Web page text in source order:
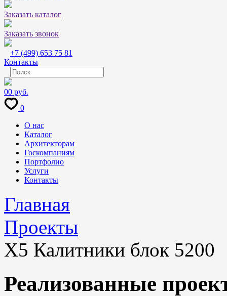
Заказать каталог
Заказать звонок
+7 (499) 653 75 81
Контакты
00 руб.
0
О нас
Каталог
Архитекторам
Госкомпаниям
Портфолио
Услуги
Контакты
Главная
Проекты
X5 Калитники блок 5200
Реализованные